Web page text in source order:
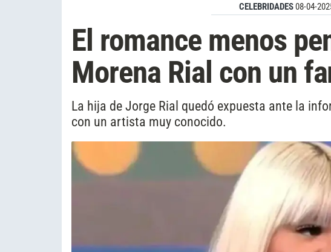
CELEBRIDADES08-04-
El romance menos
Morena Rial con un
La hija de Jorge Rial quedó expuesta ante la
con un artista muy conocido.